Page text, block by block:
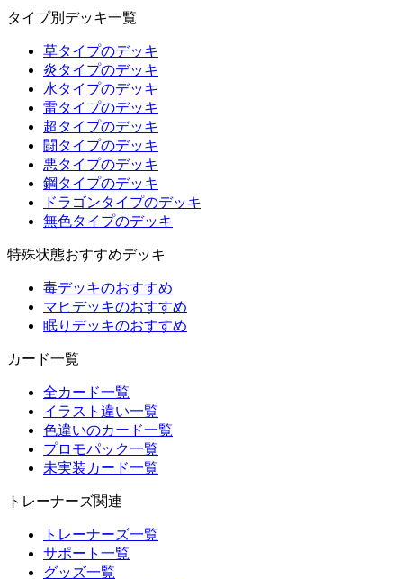
タイプ別デッキ一覧
草タイプのデッキ
炎タイプのデッキ
水タイプのデッキ
雷タイプのデッキ
超タイプのデッキ
闘タイプのデッキ
悪タイプのデッキ
鋼タイプのデッキ
ドラゴンタイプのデッキ
無色タイプのデッキ
特殊状態おすすめデッキ
毒デッキのおすすめ
マヒデッキのおすすめ
眠りデッキのおすすめ
カード一覧
全カード一覧
イラスト違い一覧
色違いのカード一覧
プロモパック一覧
未実装カード一覧
トレーナーズ関連
トレーナーズ一覧
サポート一覧
グッズ一覧